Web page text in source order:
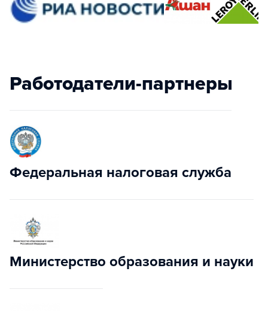
Работодатели-партнеры
Федеральная налоговая служба
Министерство образования и науки